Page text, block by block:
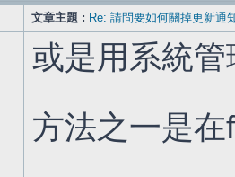
文章主題 : Re: 請問要如何關掉更新通
或是用系統
方法之一是